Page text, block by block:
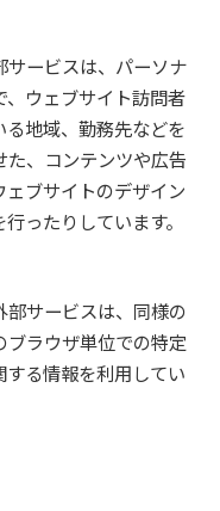
サービスは、パーソナ
ウェブサイト訪問者
地域、勤務先などを
、コンテンツや広告
ブサイトのデザイン
ったりしています。
サービスは、同様の
ラウザ単位での特定
る情報を利用してい